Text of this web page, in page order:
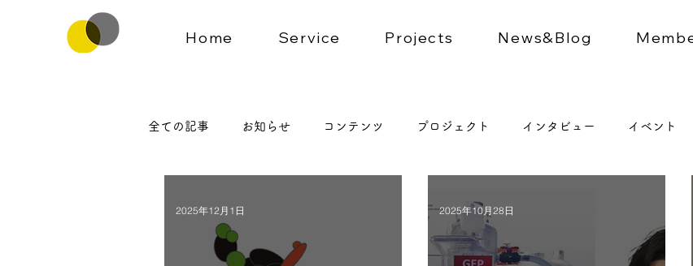
Home Service Projects News&Blog
全ての記事 お知らせ コンテンツ プロジェクト インタビュー イベント
2025年12月1日 2025年10月28日